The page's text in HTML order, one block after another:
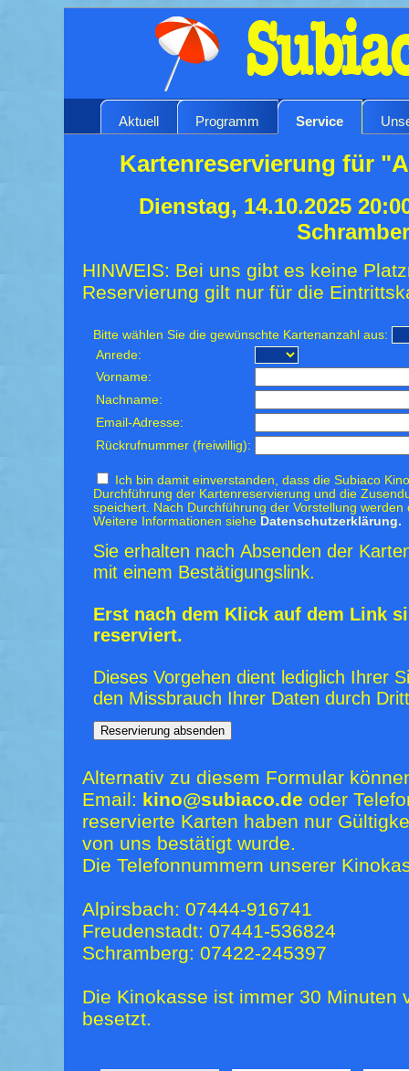
Aktuell Programm Service
Kartenreservierung für
Dienstag, 14.10.2025
HINWEIS: Bei uns gibt es keine
Reservierung gilt nur für die
Bitte wählen Sie die gewünschte Kartenanzahl aus:
Anrede:
Vorname:
Nachname:
Email-Adresse:
Rückrufnummer (freiwillig):
Ich bin damit einverstanden, dass die Subiaco
Durchführung der Kartenreservierung und die
speichert. Nach Durchführung der Vorstellung
Weitere Informationen siehe Datenschutzerklärung.
Sie erhalten nach Absenden der
mit einem Bestätigungslink.
Erst nach dem Klick auf dem Link
reserviert.
Dieses Vorgehen dient lediglich Ihrer
den Missbrauch Ihrer Daten durch
Alternativ zu diesem Formular
Email: kino@subiaco.de oder
reservierte Karten haben nur
von uns bestätigt wurde.
Die Telefonnummern unserer
Alpirsbach: 07444-916741
Freudenstadt: 07441-536824
Schramberg: 07422-245397
Die Kinokasse ist immer 30 Minuten
besetzt.